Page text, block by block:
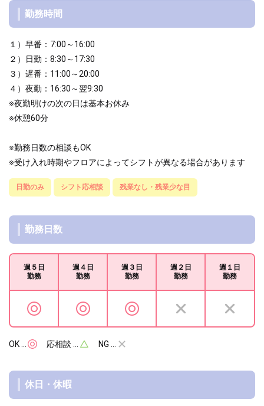
勤務時間
１）早番：7:00～16:00
２）日勤：8:30～17:30
３）遅番：11:00～20:00
４）夜勤：16:30～翌9:30
※夜勤明けの次の日は基本お休み
※休憩60分
※勤務日数の相談もOK
※受け入れ時期やフロアによってシフトが異なる場合があります
日勤のみ シフト応相談 残業なし・残業少な目
勤務日数
週５日
勤務
週４日
勤務
週３日
勤務
週２日
勤務
週１日
勤務
OK … 応相談 … NG …
休日・休暇